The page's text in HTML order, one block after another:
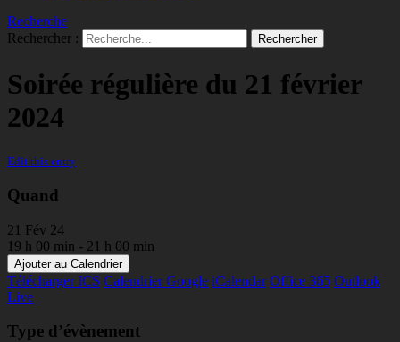
Recherche
Rechercher :
Soirée régulière du 21 février
2024
Edit this entry
Quand
21 Fév 24
19 h 00 min - 21 h 00 min
Ajouter au Calendrier
Télécharger ICS Calendrier Google iCalendar Office 365 Outlook
Live
Type d’évènement